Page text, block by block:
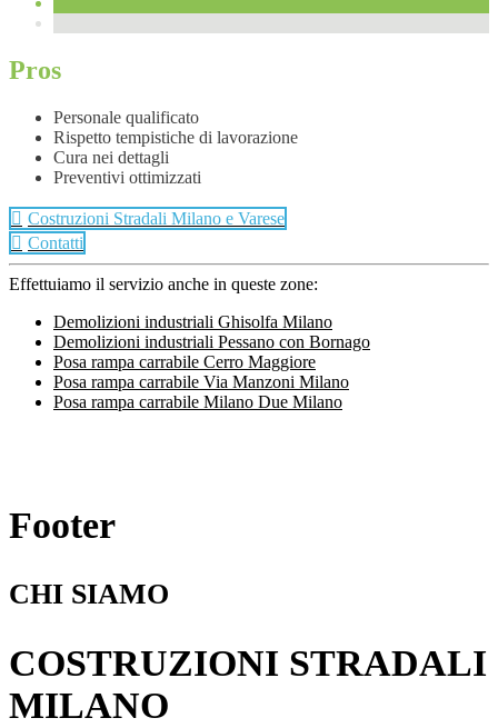
Pros
Personale qualificato
Rispetto tempistiche di lavorazione
Cura nei dettagli
Preventivi ottimizzati
Costruzioni Stradali Milano e Varese
Contatti
Effettuiamo il servizio anche in queste zone:
Demolizioni industriali Ghisolfa Milano
Demolizioni industriali Pessano con Bornago
Posa rampa carrabile Cerro Maggiore
Posa rampa carrabile Via Manzoni Milano
Posa rampa carrabile Milano Due Milano
Footer
CHI SIAMO
COSTRUZIONI STRADALI
MILANO